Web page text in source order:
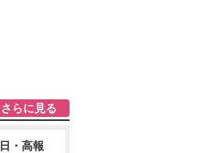
さらに見る
・高報